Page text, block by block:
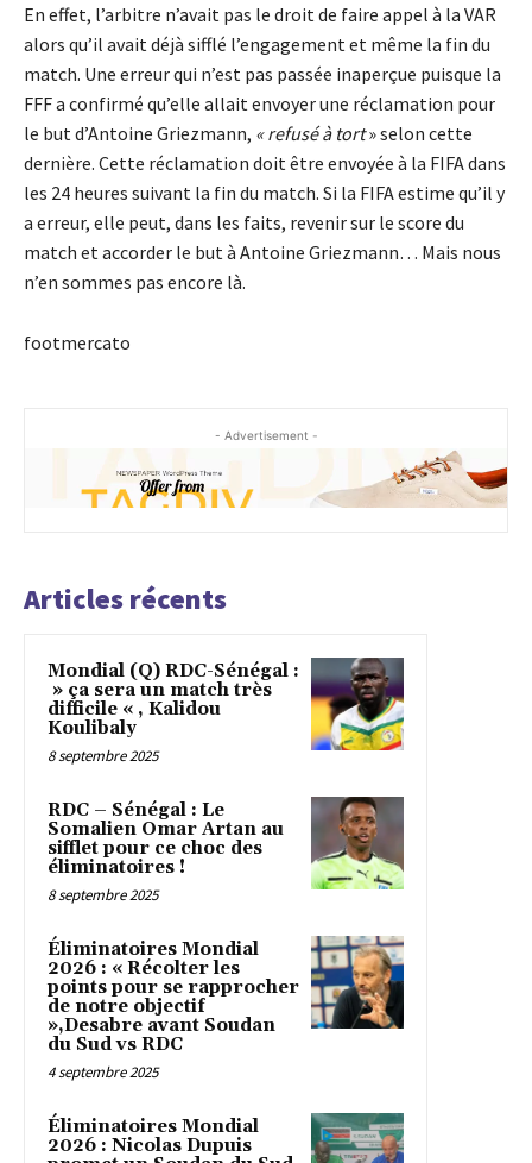
En effet, l’arbitre n’avait pas le droit de faire appel à la VAR
alors qu’il avait déjà sifflé l’engagement et même la fin du
match. Une erreur qui n’est pas passée inaperçue puisque la
FFF a confirmé qu’elle allait envoyer une réclamation pour
le but d’Antoine Griezmann, « refusé à tort» selon cette
dernière. Cette réclamation doit être envoyée à la FIFA dans
les 24 heures suivant la fin du match. Si la FIFA estime qu’il y
a erreur, elle peut, dans les faits, revenir sur le score du
match et accorder le but à Antoine Griezmann… Mais nous
n’en sommes pas encore là.
footmercato
- Advertisement -
Articles récents
Mondial (Q) RDC-Sénégal :
» ça sera un match très
difficile « , Kalidou
Koulibaly
8 septembre 2025
RDC – Sénégal : Le
Somalien Omar Artan au
sifflet pour ce choc des
éliminatoires !
8 septembre 2025
Éliminatoires Mondial
2026 : « Récolter les
points pour se rapprocher
de notre objectif
»,Desabre avant Soudan
du Sud vs RDC
4 septembre 2025
Éliminatoires Mondial
2026 : Nicolas Dupuis